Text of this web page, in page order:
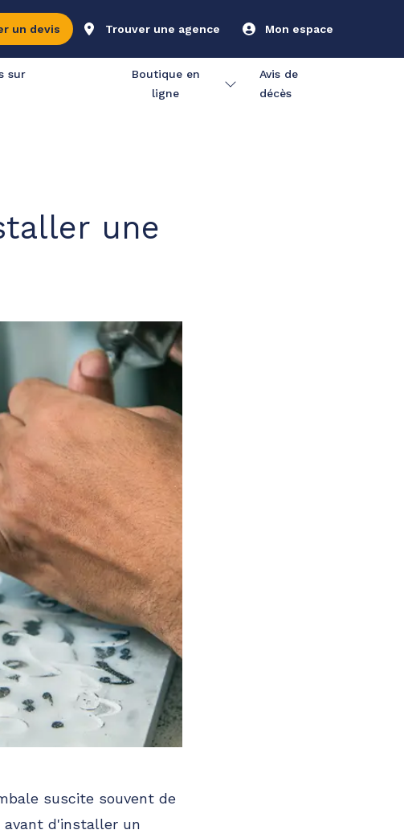
un devis Trouver une agence Mon espace
sur
Boutique en
ligne
Avis de
décès
une
suscite souvent de
avant d'installer un